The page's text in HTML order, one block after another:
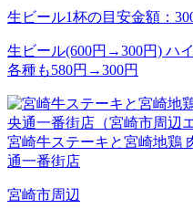
生ビール1杯の目安金額：
生ビール(600円→300円) ハ
各種も580円→300円
宮崎牛ステーキと宮崎地鶏
通一番街店
宮崎市周辺